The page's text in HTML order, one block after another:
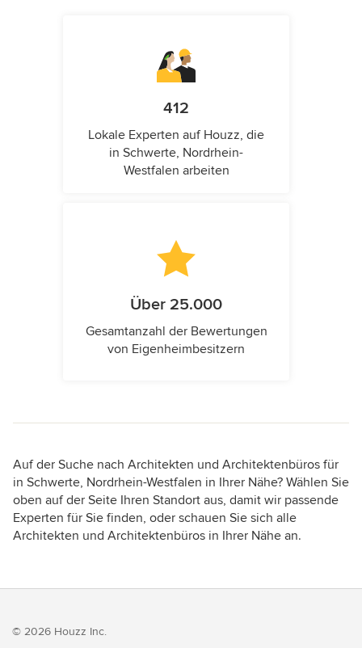
412
Lokale Experten auf Houzz, die
in Schwerte, Nordrhein-
Westfalen arbeiten
Über 25.000
Gesamtanzahl der Bewertungen
von Eigenheimbesitzern
Auf der Suche nach Architekten und Architektenbüros für
in Schwerte, Nordrhein-Westfalen in Ihrer Nähe? Wählen Sie
oben auf der Seite Ihren Standort aus, damit wir passende
Experten für Sie finden, oder schauen Sie sich alle
Architekten und Architektenbüros in Ihrer Nähe an.
© 2026 Houzz Inc.